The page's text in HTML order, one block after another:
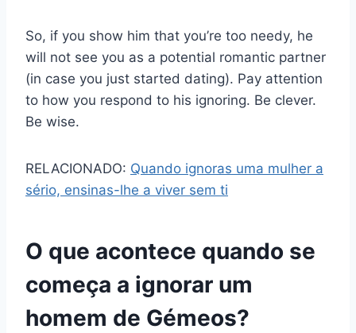
So, if you show him that you’re too needy, he
will not see you as a potential romantic partner
(in case you just started dating). Pay attention
to how you respond to his ignoring. Be clever.
Be wise.
RELACIONADO: Quando ignoras uma mulher a
sério, ensinas-lhe a viver sem ti
O que acontece quando se
começa a ignorar um
homem de Gémeos?